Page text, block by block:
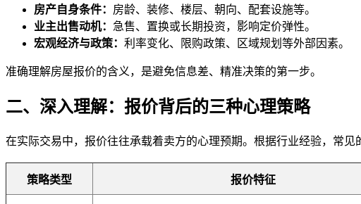
房产自身条件： 房龄、装修、楼层、朝向、配套设施等。
业主出售动机： 急售、置换或长期投资，影响定价弹性。
宏观经济与政策： 利率变化、限购政策、区域规划等外部因素。
准确理解房屋报价的含义，是避免信息差、精准决策的第一步。
二、深入理解：报价背后的三种心理策略
在实际交易中，报价往往承载着卖方的心理预期。根据行业经验，常见
策略类型 报价特征